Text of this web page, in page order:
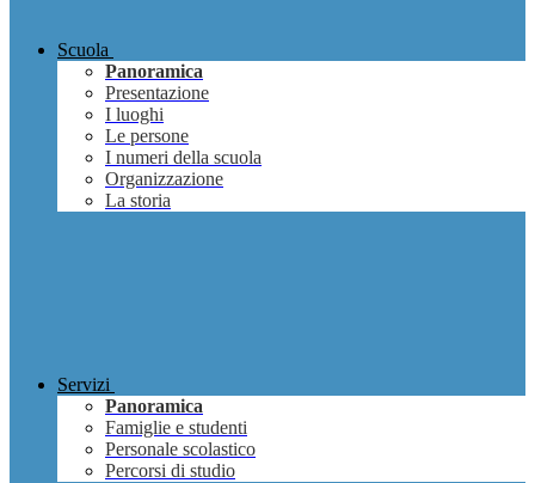
Scuola
Panoramica
Presentazione
I luoghi
Le persone
I numeri della scuola
Organizzazione
La storia
Servizi
Panoramica
Famiglie e studenti
Personale scolastico
Percorsi di studio